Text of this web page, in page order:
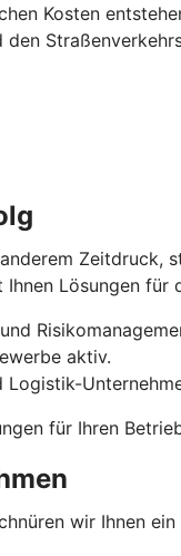
Kosten
den
Lösungen für
aktiv.
Logistik-
für Ihren
wir Ihnen